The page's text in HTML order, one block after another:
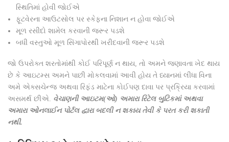
સ્થિતિમાં હોવી જોઈએ
ફૂટવેરના આઉટસોલ પર સ્કેફના નિશાન ન હોવા જોઈએ
મૂળ રસીદો શામેલ કરવાની જરૂર પડશે
બધી વસ્તુઓ મૂળ સિંગાપોરથી ખરીદવાની જરૂર પડશે
જો ઉપરોક્ત શરતોમાંથી કોઈ પરિપૂર્ણ ન થાય, તો અમને જણાવતા ખેદ થાય
છે કે આઇટમ્સ અમને પાછી મોકલવામાં આવી હોય તે ધ્યાનમાં લીધા વિના
અમે એક્સચેન્જ અથવા રિફંડ માટેના કોઈપણ દાવા પર પ્રક્રિયા કરવામાં
અસમર્થ છીએ. વેચાણની આઇટમ(ઓ) અમારા રિટેલ બુટિકમાં અથવા
અમારા ઓનલાઈન પોર્ટલ દ્વારા બદલી ન શકાય તેવી કે પરત કરી શકાતી
નથી.